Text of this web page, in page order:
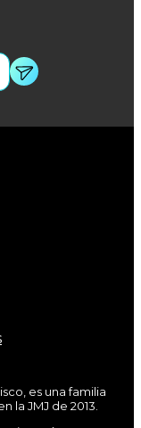
es una familia
la JMJ de 2013.